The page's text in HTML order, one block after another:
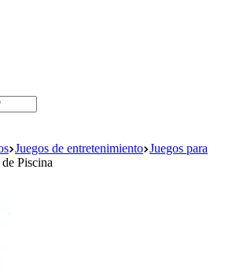
Juegos de entretenimiento Juegos para
Piscina